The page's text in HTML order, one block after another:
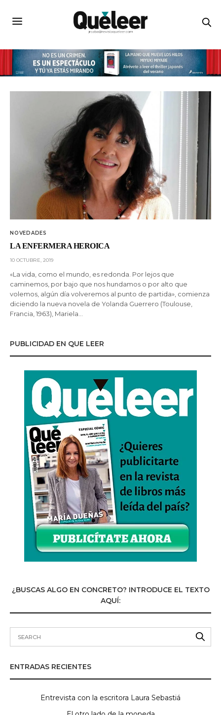
NOVEDADES
LA ENFERMERA HEROICA
10 OCTUBRE, 2019
«La vida, como el mundo, es redonda. Por lejos que
caminemos, por bajo que nos hundamos o por alto que
volemos, algún día volveremos al punto de partida», comienza
diciendo la nueva novela de Yolanda Guerrero (Toulouse,
Francia, 1963), Mariela…
PUBLICIDAD EN QUE LEER
¿BUSCAS ALGO EN CONCRETO? INTRODUCE EL TEXTO
AQUÍ:
ENTRADAS RECIENTES
Entrevista con la escritora Laura Sebastiá